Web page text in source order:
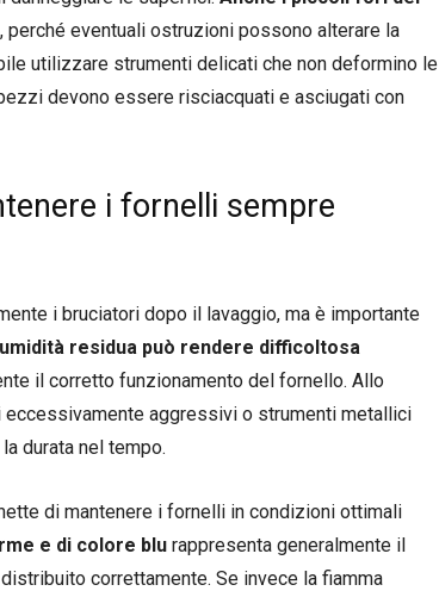
, perché eventuali ostruzioni possono alterare la
utilizzare strumenti delicati che non deformino le
devono essere risciacquati e asciugati con
i fornelli sempre
i bruciatori dopo il lavaggio, ma è importante
residua può rendere difficoltosa
il corretto funzionamento del fornello. Allo
aggressivi o strumenti metallici
durata nel tempo.
di mantenere i fornelli in condizioni ottimali
e di colore blu rappresenta generalmente il
correttamente. Se invece la fiamma